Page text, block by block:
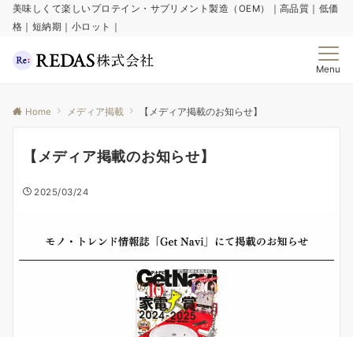
美味しくて楽しいプロテイン・サプリメント製造（OEM）｜高品質｜低価
格｜短納期｜小ロット｜
Menu
Home メディア掲載 【メディア掲載のお知らせ】
【メディア掲載のお知らせ】
2025/03/24